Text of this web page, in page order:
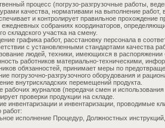
процесс (погрузо-разгрузочные работы,
качества, нормативами на выполнение
и контролирует правильное прохождение
собраниях координаторов,
складского участка на смену.
графика работ, расстановку персонала в
с установленными стандартами качества
людей, техники, имеющихся в распоряжении
работников материально-техническими,
обязанностей, принимает меры по
погрузочно-разгрузочного оборудования и
внутрискладских перемещений продукта.
рабочих журналов (передачи смен и использования
проверки продукции на складе.
инвентаризации и инвентаризации, проводимые
работ:
исполнение Процедур, Должностных